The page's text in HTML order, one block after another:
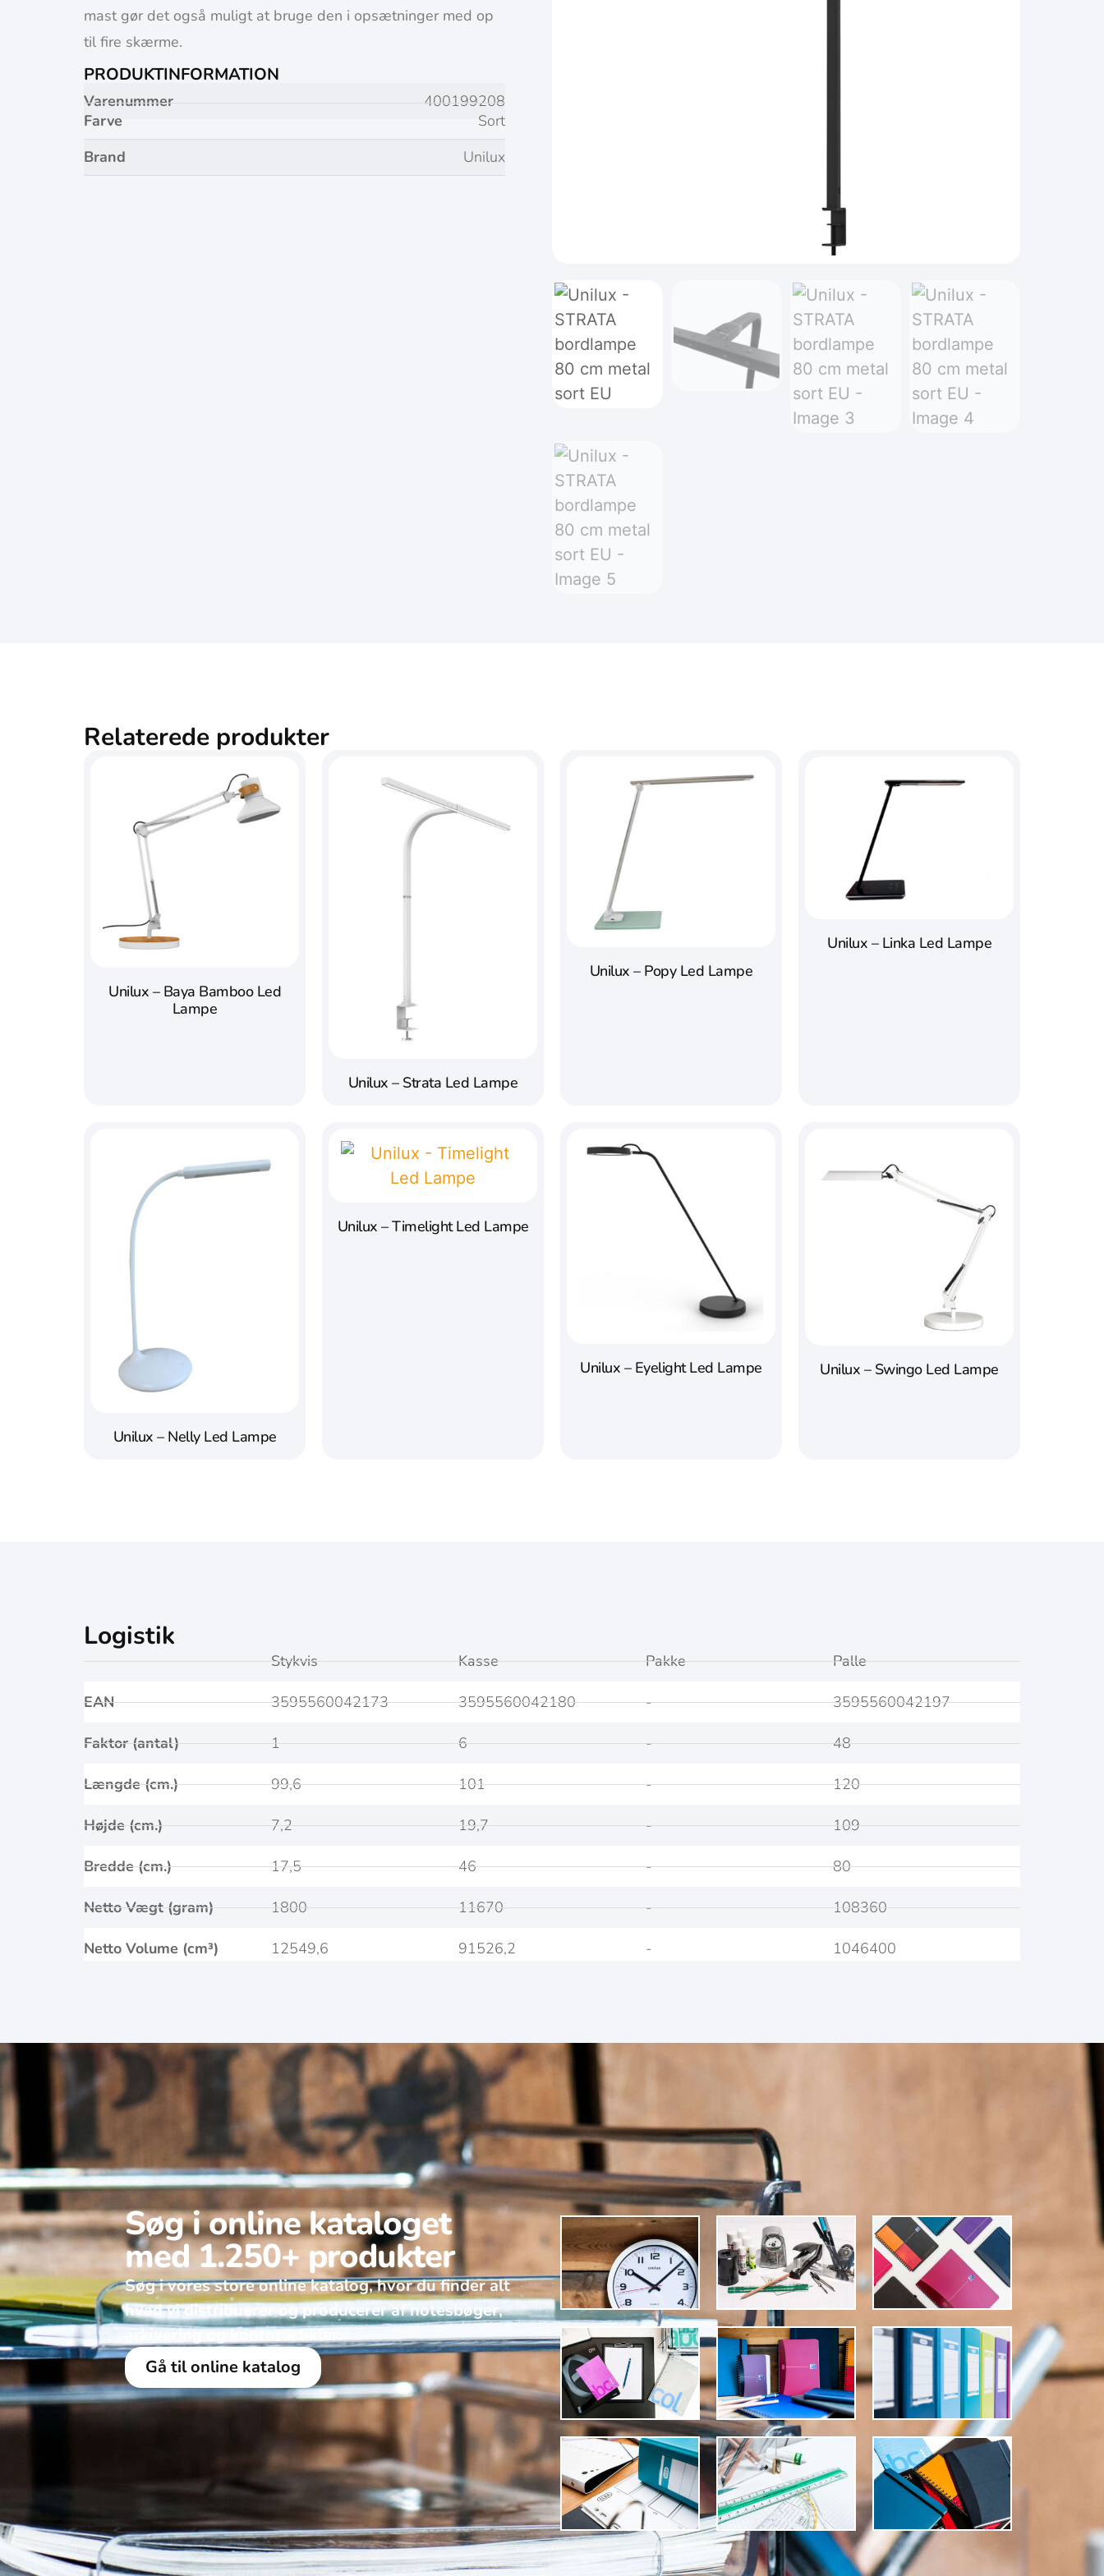
mast gør det også muligt at bruge den i opsætninger med op
til fire skærme.
PRODUKTINFORMATION
Varenummer
400199208
Farve
Sort
Brand
Unilux
Relaterede produkter
Unilux – Baya Bamboo Led
Lampe
Unilux – Strata Led Lampe
Unilux – Popy Led Lampe
Unilux – Linka Led Lampe
Unilux – Nelly Led Lampe
Unilux – Timelight Led Lampe
Unilux – Eyelight Led Lampe Unilux – Swingo Led Lampe
Logistik
EAN
Faktor (antal)
Længde (cm.)
Højde (cm.)
Bredde (cm.)
Netto Vægt (gram)
Netto Volume (cm³)
Stykvis
3595560042173
1
99,6
7,2
17,5
1800
12549,6
Kasse
3595560042180
6
101
19,7
46
11670
91526,2
Pakke
-
-
-
-
-
-
-
Palle
3595560042197
48
120
109
80
108360
1046400
Søg i online kataloget
med 1.250+ produkter
Søg i vores store online katalog, hvor du finder alt
hvad vi distribuerer og producerer af notesbøger,
arkivering og kontorartikler. ​
Gå til online katalog